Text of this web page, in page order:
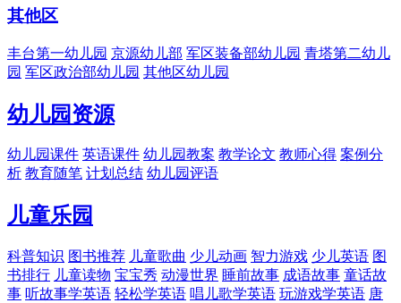
其他区
丰台第一幼儿园 京源幼儿部 军区装备部幼儿园 青塔第二幼儿
园 军区政治部幼儿园 其他区幼儿园
幼儿园资源
幼儿园课件 英语课件 幼儿园教案 教学论文 教师心得 案例分
析 教育随笔 计划总结 幼儿园评语
儿童乐园
科普知识 图书推荐 儿童歌曲 少儿动画 智力游戏 少儿英语 图
书排行 儿童读物 宝宝秀 动漫世界 睡前故事 成语故事 童话故
事 听故事学英语 轻松学英语 唱儿歌学英语 玩游戏学英语 唐